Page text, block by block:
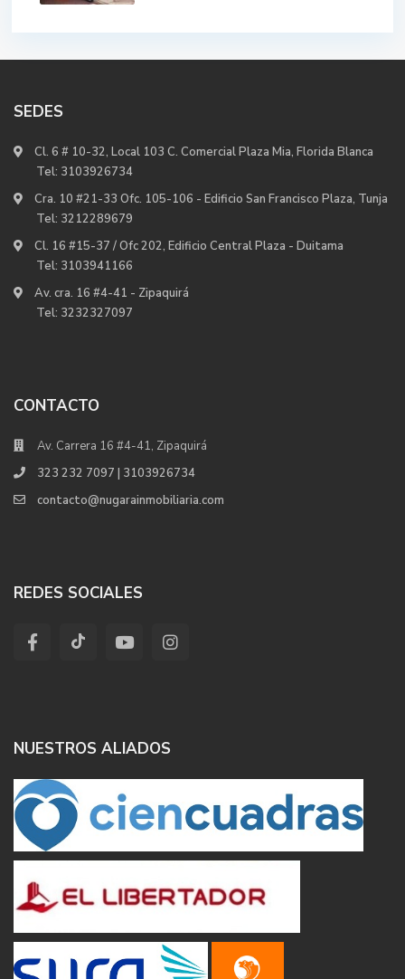
SEDES
Cl. 6 # 10-32, Local 103 C. Comercial Plaza Mia, Florida Blanca
Tel: 3103926734
Cra. 10 #21-33 Ofc. 105-106 - Edificio San Francisco Plaza, Tunja
Tel: 3212289679
Cl. 16 #15-37 / Ofc 202, Edificio Central Plaza - Duitama
Tel: 3103941166
Av. cra. 16 #4-41 - Zipaquirá
Tel: 3232327097
CONTACTO
Av. Carrera 16 #4-41, Zipaquirá
323 232 7097 | 3103926734
contacto@nugarainmobiliaria.com
REDES SOCIALES
NUESTROS ALIADOS